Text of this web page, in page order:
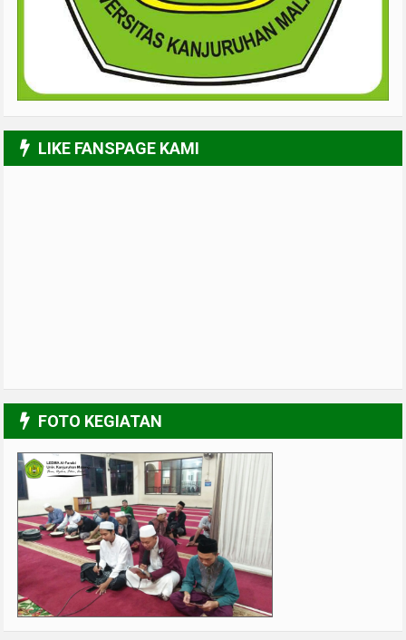
LIKE FANSPAGE KAMI
FOTO KEGIATAN